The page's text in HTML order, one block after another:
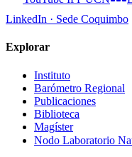
LinkedIn · Sede Coquimbo
Explorar
Instituto
Barómetro Regional
Publicaciones
Biblioteca
Magíster
Nodo Laboratorio